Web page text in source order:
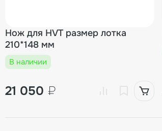
Нож для HVT размер лотка
210*148 мм
В наличии
21 050 ₽